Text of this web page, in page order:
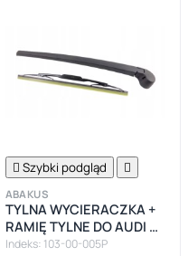
 Szybki podgląd 
ABAKUS
TYLNA WYCIERACZKA +
RAMIĘ TYLNE DO AUDI A3
8P A4 B6 B7
Indeks: 103-00-005P